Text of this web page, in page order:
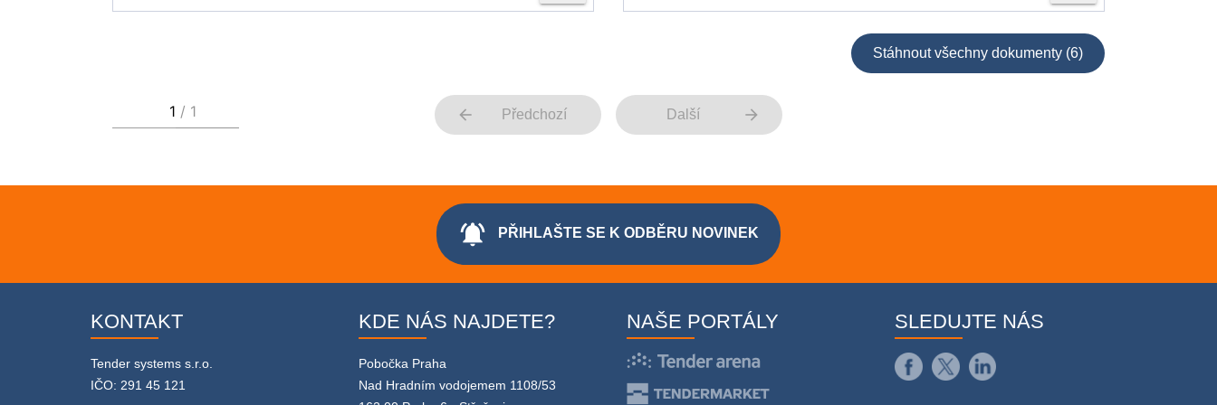
Stáhnout všechny dokumenty (6)
arrow_back Předchozí Další arrow_forward
notifications_active PŘIHLAŠTE SE K ODBĚRU NOVINEK
KONTAKT
Tender systems s.r.o.
IČO: 291 45 121
KDE NÁS NAJDETE?
Pobočka Praha
Nad Hradním vodojemem 1108/53
NAŠE PORTÁLY SLEDUJTE NÁS